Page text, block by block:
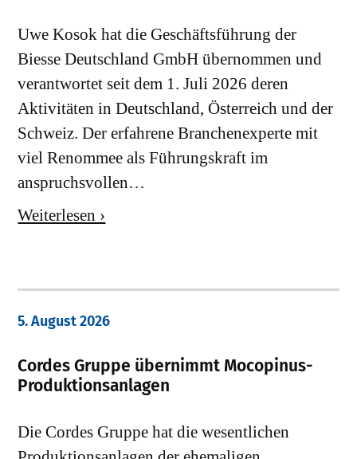
Uwe Kosok hat die Geschäftsführung der
Biesse Deutschland GmbH übernommen und
verantwortet seit dem 1. Juli 2026 deren
Aktivitäten in Deutschland, Österreich und der
Schweiz. Der erfahrene Branchenexperte mit
viel Renommee als Führungskraft im
anspruchsvollen…
Weiterlesen ›
5. August 2026
Cordes Gruppe übernimmt Mocopinus-
Produktionsanlagen
Die Cordes Gruppe hat die wesentlichen